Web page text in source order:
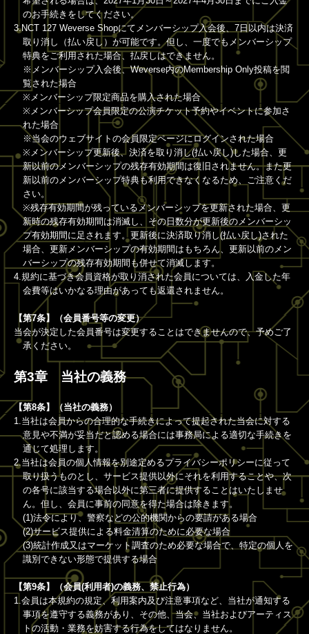
のお手続きをしてください。
3.NCT 127 Weverse Shopにてメンバーシップ入会後、7日以内は決済
取り消し（払い戻し）が可能です。但し、一度でもメンバーシップ
特典をご利用された場合、払戻しはできません。
※メンバーシップ入会後、Weverse内のMembership Only投稿を閲
覧された場合
※メンバーシップ限定商品を購入された場合
※メンバーシップ会員限定の公演チケット予約やイベントに参加さ
れた場合
※当会のウェブサイトの会員限定ページにログインされた場合
※メンバーシップ更新後、決済を取り消し(払い戻し)した場合、更
新以前のメンバーシップの残存有効期間は復旧されません。また更
新以前のメンバーシップ特典も利用できなくなるため、ご注意くだ
さい。
※残存有効期間が残っているメンバーシップを更新された場合、更
新時の残存有効期間は消滅し、その日数分が更新後のメンバーシッ
プ有効期間に足されます。更新後に決済取り消し(払い戻し)された
場合、更新メンバーシップの有効期間はもちろん、更新以前のメン
バーシップの残存有効期間も併せて消滅します。
4.規約に基づき会員資格が取り消された会員については、入金した年
会費等はいかなる理由があっても返還されません。
【第7条】（会員番号等の変更）
当会が決定した会員番号は変更することはできませんので、予めご了
承ください。
第3章 当社の義務
【第8条】（当社の義務）
1.当社は会員からの合理的な手続きによって提起された当会に対する
意見や不満が妥当だと認める場合には事務局による適切な手続きを
通じて処理します。
2.当社は会員の個人情報を別途定めるプライバシーポリシーに従って
取り扱うものとし、サービス提供以外にそれを利用することや、次
の各号に該当する場合以外に第三者に提供することはいたしませ
ん。但し、会員に事前の同意を得た場合は除きます。
(1)法令により、警察などの公的機関からの要請がある場合
(2)サービス提供による料金清算のために必要な場合
(3)統計作成又はマーケット調査のため必要な場合で、特定の個人を
識別できない形態で提供する場合
【第9条】（会員(利用者)の義務、禁止行為）
1.会員は本規約の規定、利用案内及び注意事項など、当社が通知する
事項を遵守する義務があり、その他、当会、当社およびアーティス
トの活動・業務を妨害する行為をしてはなりません。